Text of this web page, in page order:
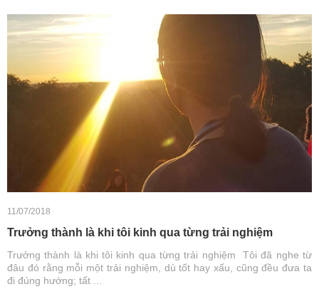
11/07/2018
Trưởng thành là khi tôi kinh qua từng trải nghiệm
Trưởng thành là khi tôi kinh qua từng trải nghiệm Tôi đã nghe từ
đâu đó rằng mỗi một trải nghiệm, dù tốt hay xấu, cũng đều đưa ta
đi đúng hướng; tất ...